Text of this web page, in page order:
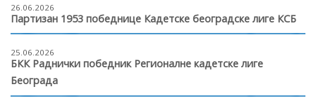
26.06.2026
Партизан 1953 победнице Кадетске београдске лиге КСБ
25.06.2026
БКК Раднички победник Регионалне кадетске лиге
Београда